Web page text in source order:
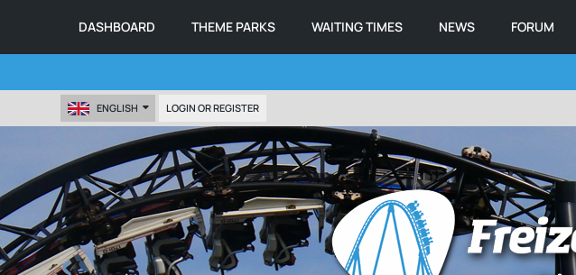
DASHBOARD THEME PARKS WAITING TIMES NEWS FORUM
ENGLISH LOGIN OR REGISTER